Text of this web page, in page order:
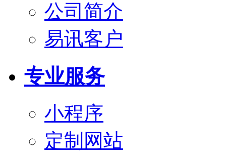
公司简介
易讯客户
专业服务
小程序
定制网站